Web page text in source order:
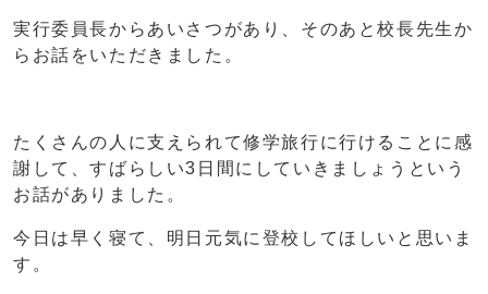
実行委員長からあいさつがあり、そのあと校長先生か
らお話をいただきました。
たくさんの人に支えられて修学旅行に行けることに感
謝して、すばらしい3日間にしていきましょうという
お話がありました。
今日は早く寝て、明日元気に登校してほしいと思いま
す。